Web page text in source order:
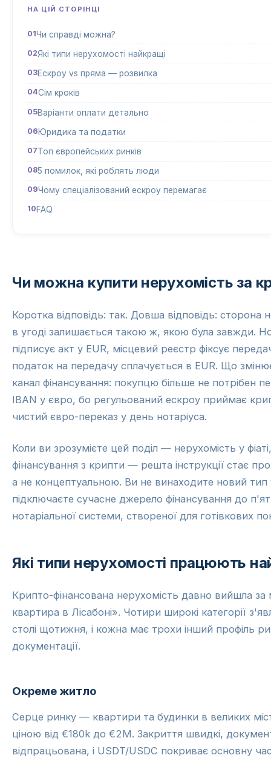
НА ЦІЙ СТОРІНЦІ
Чи справді можна?
Які типи нерухомості найкращі
Ескроу vs пряма — розвилка
Сім кроків
Варіанти оплати детально
Юридика та податки
Топ європейських ринків
5 помилок, які роблять люди
Чому спеціалізований ескроу перемагає
FAQ
Чи можна купити нерухомість за
Коротка відповідь: так. Довша відповідь: сторона
в угоді залишається такою ж, якою була завжди.
підписує акт у EUR, місцевий реєстр фіксує
податок на передачу сплачується в EUR. Що
канал фінансування: покупцю більше не потрібен
IBAN у євро, бо регульований ескроу приймає
чистий євро-переказ у день нотаріуса.
Коли ви зрозумієте цей поділ — нерухомість у фіаті,
фінансування з крипти — решта інструкції стає
а не концептуальною. Ви не винаходите новий тип
підключаєте сучасне джерело фінансування до
нотаріальної системи, створеної для готівкових
Які типи нерухомості працюють
Крипто-фінансована нерухомість давно вийшла за
квартира в Лісабоні». Чотири широкі категорії
столі щотижня, і кожна має трохи інший профіль
документації.
Окреме житло
Серце ринку — квартири та будинки в великих
ціною від €180k до €2M. Закриття швидкі,
відпрацьована, і USDT/USDC покриває основну